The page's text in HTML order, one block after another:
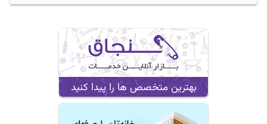
بهترین متخصص ها را پیدا کنید